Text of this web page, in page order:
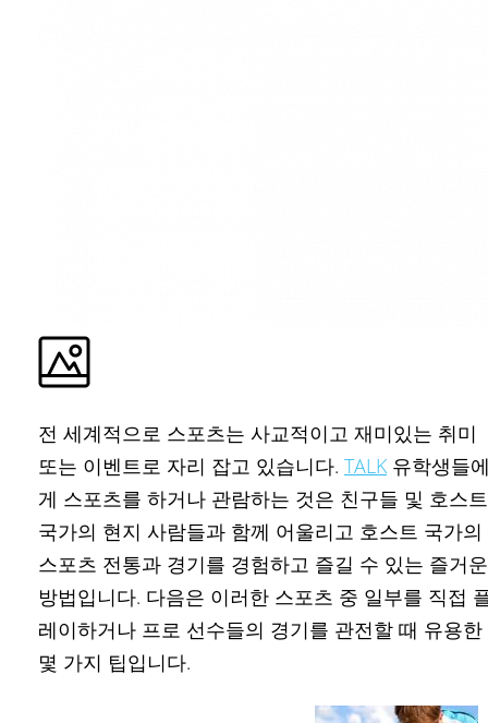
전 세계적으로 스포츠는 사교적이고 재미있는 취미
또는 이벤트로 자리 잡고 있습니다. TALK유학생들
게 스포츠를 하거나 관람하는 것은 친구들 및 호스트
국가의 현지 사람들과 함께 어울리고 호스트 국가의
스포츠 전통과 경기를 경험하고 즐길 수 있는 즐거운
방법입니다. 다음은 이러한 스포츠 중 일부를 직접
레이하거나 프로 선수들의 경기를 관전할 때 유용한
몇 가지 팁입니다.